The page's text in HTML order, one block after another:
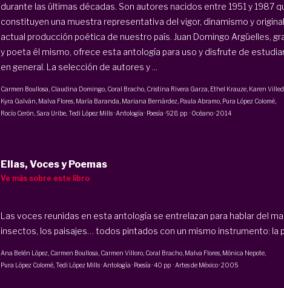
durante las últimas décadas. Son autores nacidos entre 1951 y 1987
constituyen una muestra representativa del vigor, dinamismo y
actual producción poética de nuestro país. Juan Domingo Argüelles,
y poeta él mismo, ofrece esta antología para uso y disfrute de
en general. La selección de autores y ...
Carmen Boullosa Claudina Domingo, Coral Bracho, Cristina Rivera Garza Ethel Krauze, Karen
Kyra Galván, Malva Flores, María Baranda Mariana Bernárdez, Paula Abramo, Pura López Colomé,
Rocío Cerón Sara Uribe, Tedi López Mills · Antología · Poesía ·928 pp· Océano·2014
Ellas, Voces y Poemas
Ve más sobre este libro
Las voces reunidas en esta antología se entrelazan para hablar del
insectos, los paisajes… todos pintados con un mismo instrumento: la
Ana Belén López, Carmen Boullosa Carmen Villoro, Coral Bracho, Malva Flores, Mónica Nepote,
Pura López Colomé, Tedi López Mills · Antología · Poesía ·40 pp· Artes de México ·2005